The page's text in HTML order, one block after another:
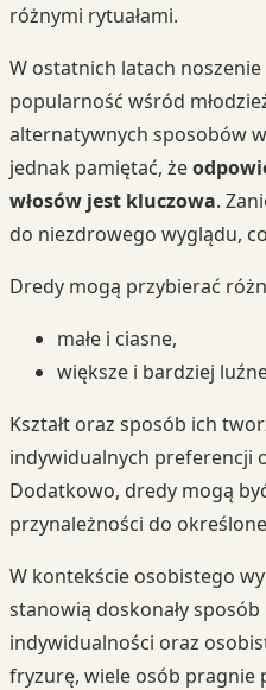
różnymi rytuałami.
W ostatnich latach noszenie
popularność wśród
alternatywnych sposobów
jednak pamiętać, że
włosów jest kluczowa.
do niezdrowego wyglądu,
Dredy mogą przybierać
małe i ciasne,
większe i bardziej
Kształt oraz sposób ich
indywidualnych preferencji
Dodatkowo, dredy mogą
przynależności do
W kontekście osobistego
stanowią doskonały
indywidualności oraz
fryzurę, wiele osób pragnie